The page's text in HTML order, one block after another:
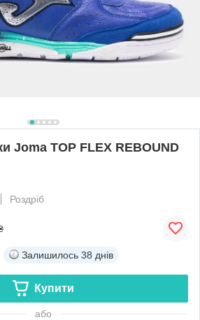
Joma TOP FLEX REBOUND
Роздріб
Залишилось 38 днів
Купити
або